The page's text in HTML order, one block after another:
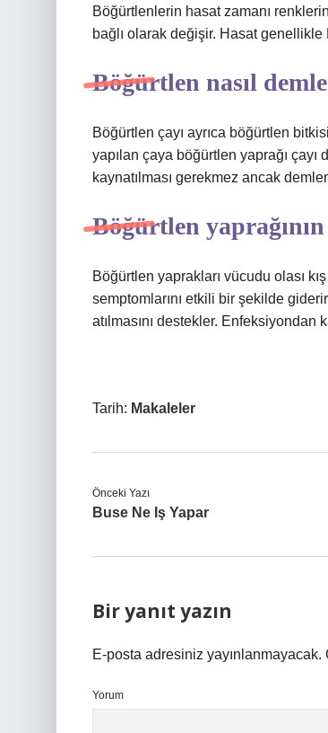
Böğürtlenlerin hasat zamanı
bağlı olarak değişir. Hasat
Böğürtlen nasıl
Böğürtlen çayı ayrıca böğürtlen
yapılan çaya böğürtlen yaprağı
kaynatılması gerekmez ancak
Böğürtlen
Böğürtlen yaprakları vücudu olası
semptomlarını etkili bir şekilde
atılmasını destekler.
Tarih: Makaleler
Önceki Yazı
Buse Ne Iş Yapar
Bir yanıt yazın
E-posta adresiniz yayınlanmayacak.
Yorum